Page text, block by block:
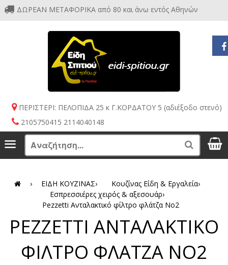
ΔΩΡΕΑΝ ΜΕΤΑΦΟΡΙΚΑ από 80 και άνω εντός Αθηνών
ΠΕΡΙΣΤΕΡΙ: ΠΕΛΟΠΙΔΑ 25 κ Γ.ΚΟΡΔΑΤΟΥ 5 (αδιέξοδο στενό)
2105750415 2114040148
Menu Search
› ΕΙΔΗ ΚΟΥΖΙΝΑΣ› Κουζίνας Είδη & Εργαλεία›
Εσπρεσσιέρες χειρός & αξεσουάρ›
Pezzetti Ανταλακτικό φίλτρο φλάτζα No2
PEZZETTI ΑΝΤΑΛΑΚΤΙΚΟ
ΦΙΛΤΡΟ ΦΛΑΤΖΑ NO2